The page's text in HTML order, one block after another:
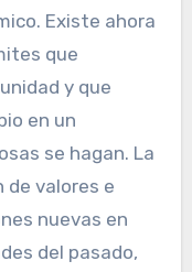
Existe ahora
que
y que
en un
se hagan. La
de valores e
nuevas en
del pasado,